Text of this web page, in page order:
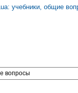
    ds=CreateDataSource(class_code,sec_code,interval)
Lua: учебники, общие